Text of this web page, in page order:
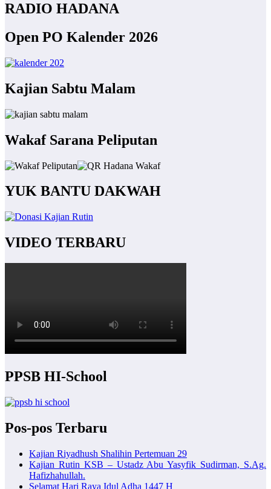
RADIO HADANA
Open PO Kalender 2026
Kajian Sabtu Malam
Wakaf Sarana Peliputan
YUK BANTU DAKWAH
VIDEO TERBARU
PPSB HI-School
Pos-pos Terbaru
Kajian Riyadhush Shalihin Pertemuan 29
Kajian Rutin KSB – Ustadz Abu Yasyfik Sudirman, S.Ag.
Hafizhahullah.
Selamat Hari Raya Idul Adha 1447 H